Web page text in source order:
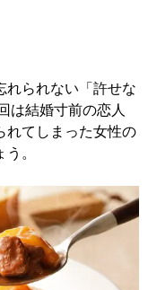
れられない「許せな
は結婚寸前の恋人
れてしまった女性の
。